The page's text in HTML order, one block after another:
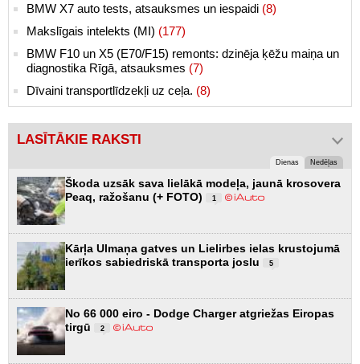
BMW X7 auto tests, atsauksmes un iespaidi (8)
Makslīgais intelekts (MI) (177)
BMW F10 un X5 (E70/F15) remonts: dzinēja ķēžu maiņa un
diagnostika Rīgā, atsauksmes (7)
Dīvaini transportlīdzekļi uz ceļa. (8)
LASĪTĀKIE RAKSTI
Dienas Nedēļas
Škoda uzsāk sava lielākā modeļa, jaunā krosovera
Peaq, ražošanu (+ FOTO)
1
Kārļa Ulmaņa gatves un Lielirbes ielas krustojumā
ierīkos sabiedriskā transporta joslu
5
No 66 000 eiro - Dodge Charger atgriežas Eiropas
tirgū
2